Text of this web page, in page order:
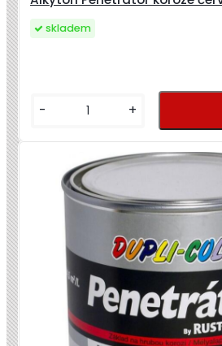
skladem
- +